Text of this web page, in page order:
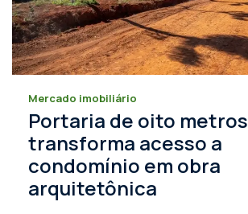
Mercado imobiliário
Portaria de oito metros
transforma acesso a
condomínio em obra
arquitetônica